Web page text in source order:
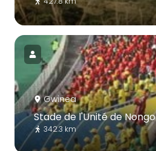
Gwinea
Stade de l'Unité de Nongo
342.3 km